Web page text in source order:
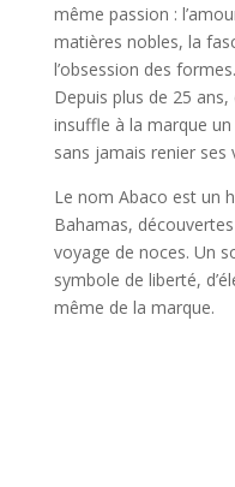
même passion :
matières nobles, la
l’obsession des formes.
Depuis plus de 25
insuffle à la marque
sans jamais renier ses
Le nom Abaco est un
Bahamas,
voyage de noces. Un
symbole de liberté,
même de la marque.